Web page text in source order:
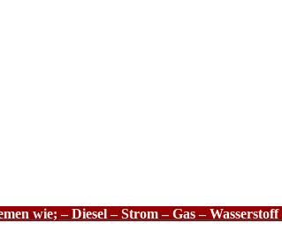
wie; – Diesel – Strom – Gas –